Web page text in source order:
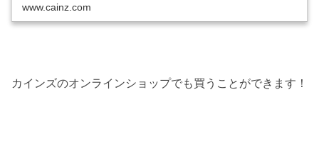
www.cainz.com
カインズのオンラインショップでも買うことができます！